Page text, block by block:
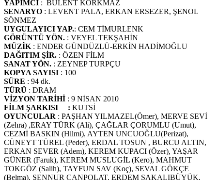
YAPIMCI : BÜLENT KORKMAZ
SENARYO : LEVENT PALA, ERKAN ERSEZER, ŞENOL
SÖNMEZ
UYGULAYICI YAP.: CEM TİMURLENK
GÖRÜNTÜ YÖN. : VEYEL TEKŞAHİN
MÜZİK : ENDER GÜNDÜZLÜ-ERKİN HADİMOĞLU
DAĞITIM ŞİR. : ÖZEN FİLM
SANAT YÖN. : ZEYNEP TURPÇU
KOPYA SAYISI : 100
SÜRE : 94 dk.
TÜRÜ : DRAM
VİZYON TARİHİ : 9 NİSAN 2010
FİLM ŞARKISI : KUTSİ
OYUNCULAR : PAŞHAN YILMAZEL(Ömer), MERVE SEVİ
(Zehra) ,ERAY TÜRK (Ali), ÇAĞLAR ÇORUMLU (Umut),
CEZMİ BASKIN (Hilmi), AYTEN UNCUOĞLU(Perizat),
CÜNEYT TÜREL (Peder), ERDAL TOSUN , BURCU ALTIN,
ERKAN SEVER (Adem), KEREM KUPACI (Özer), YAŞAR
GÜNER (Faruk), KEREM MUSLUGİL (Kero), MAHMUT
TOKGÖZ (Salih), TAYFUN SAV (Koç), SEVAL GÖKÇE
(Belma), ŞENNUR CANPOLAT, ERDEM SAKALIBÜYÜK,